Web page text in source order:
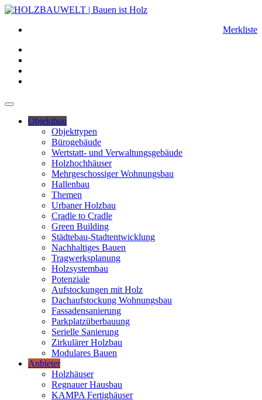
Merkliste
Objektbau
Objekttypen
Bürogebäude
Wertstatt- und Verwaltungsgebäude
Holzhochhäuser
Mehrgeschossiger Wohnungsbau
Hallenbau
Themen
Urbaner Holzbau
Cradle to Cradle
Green Building
Städtebau-Stadtentwicklung
Nachhaltiges Bauen
Tragwerksplanung
Holzsystembau
Potenziale
Aufstockungen mit Holz
Dachaufstockung Wohnungsbau
Fassadensanierung
Parkplatzüberbauung
Serielle Sanierung
Zirkulärer Holzbau
Modulares Bauen
Anbieter
Holzhäuser
Regnauer Hausbau
KAMPA Fertighäuser